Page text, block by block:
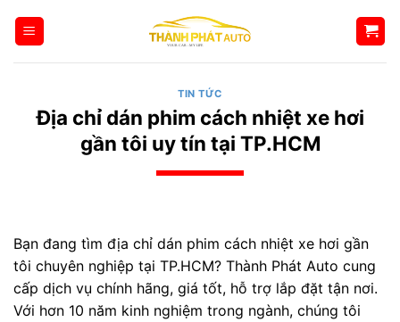
qua
TIN TỨC
Địa chỉ dán phim cách nhiệt xe hơi
gần tôi uy tín tại TP.HCM
Bạn đang tìm địa chỉ dán phim cách nhiệt xe hơi gần
tôi chuyên nghiệp tại TP.HCM? Thành Phát Auto cung
cấp dịch vụ chính hãng, giá tốt, hỗ trợ lắp đặt tận nơi.
Với hơn 10 năm kinh nghiệm trong ngành, chúng tôi